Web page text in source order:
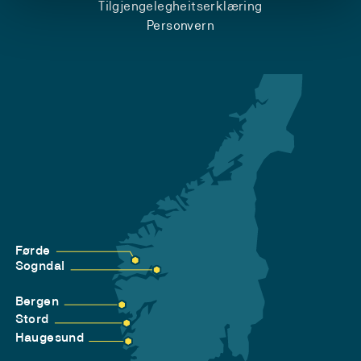
Tilgjengelegheitserklæring
Personvern
Førde
Sogndal
Bergen
Stord
Haugesund